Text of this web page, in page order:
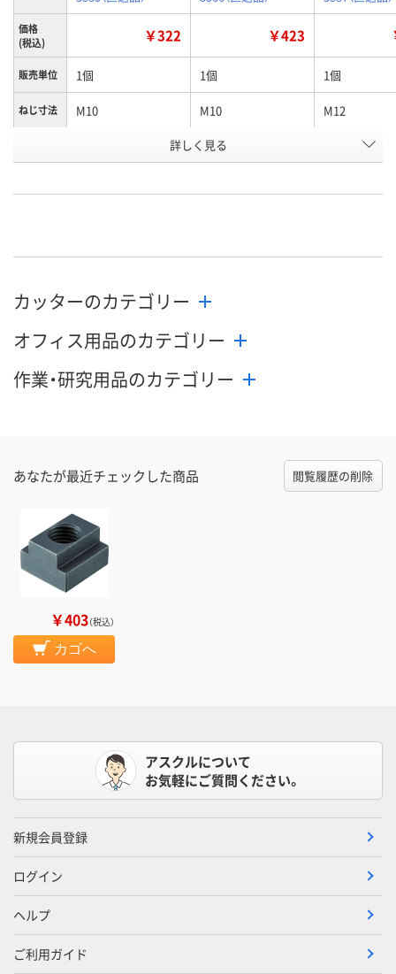
価格
(税込)
￥322 ￥423
販売単位 1個 1個 1個
ねじ寸法 M10 M10 M12
M10
J108075 J108088 J108089
数量
カゴへ
数量
詳しく見る
カッターのカテゴリー
オフィス用品のカテゴリー
作業・研究用品のカテゴリー
あなたが最近チェックした商品 閲覧履歴の削除
￥403（税込）
カゴへ
アスクルについて
お気軽にご質問ください。
新規会員登録
ログイン
ヘルプ
ご利用ガイド